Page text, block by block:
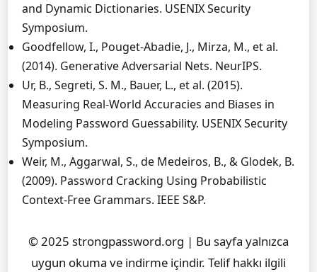
and Dynamic Dictionaries. USENIX Security
Symposium.
Goodfellow, I., Pouget-Abadie, J., Mirza, M., et al.
(2014). Generative Adversarial Nets. NeurIPS.
Ur, B., Segreti, S. M., Bauer, L., et al. (2015).
Measuring Real-World Accuracies and Biases in
Modeling Password Guessability. USENIX Security
Symposium.
Weir, M., Aggarwal, S., de Medeiros, B., & Glodek, B.
(2009). Password Cracking Using Probabilistic
Context-Free Grammars. IEEE S&P.
© 2025 strongpassword.org | Bu sayfa yalnızca
uygun okuma ve indirme içindir. Telif hakkı ilgili